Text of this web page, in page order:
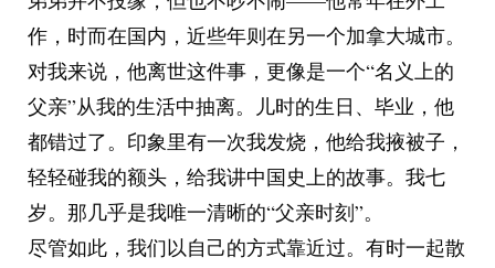
作，时而在国内，近些年则在另一个加拿大城市。
对我来说，他离世这件事，更像是一个“名义上的
父亲”从我的生活中抽离。儿时的生日、毕业，他
都错过了。印象里有一次我发烧，他给我掖被子，
轻轻碰我的额头，给我讲中国史上的故事。我七
岁。那几乎是我唯一清晰的“父亲时刻”。
尽管如此，我们以自己的方式靠近过。有时一起散